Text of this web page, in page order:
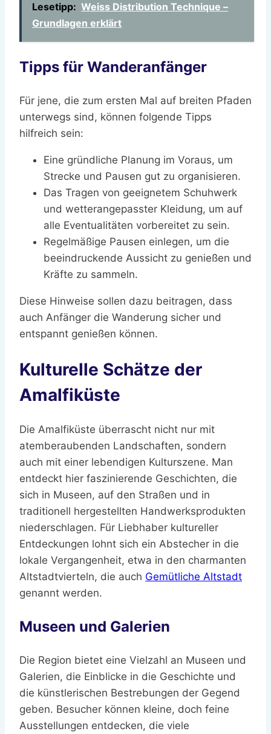
Lesetipp: Weiss Distribution Technique –
Grundlagen erklärt
Tipps für Wanderanfänger
Für jene, die zum ersten Mal auf breiten Pfaden
unterwegs sind, können folgende Tipps
hilfreich sein:
Eine gründliche Planung im Voraus, um
Strecke und Pausen gut zu organisieren.
Das Tragen von geeignetem Schuhwerk
und wetterangepasster Kleidung, um auf
alle Eventualitäten vorbereitet zu sein.
Regelmäßige Pausen einlegen, um die
beeindruckende Aussicht zu genießen und
Kräfte zu sammeln.
Diese Hinweise sollen dazu beitragen, dass
auch Anfänger die Wanderung sicher und
entspannt genießen können.
Kulturelle Schätze der
Amalfiküste
Die Amalfiküste überrascht nicht nur mit
atemberaubenden Landschaften, sondern
auch mit einer lebendigen Kulturszene. Man
entdeckt hier faszinierende Geschichten, die
sich in Museen, auf den Straßen und in
traditionell hergestellten Handwerksprodukten
niederschlagen. Für Liebhaber kultureller
Entdeckungen lohnt sich ein Abstecher in die
lokale Vergangenheit, etwa in den charmanten
Altstadtvierteln, die auch Gemütliche Altstadt
genannt werden.
Museen und Galerien
Die Region bietet eine Vielzahl an Museen und
Galerien, die Einblicke in die Geschichte und
die künstlerischen Bestrebungen der Gegend
geben. Besucher können kleine, doch feine
Ausstellungen entdecken, die viele